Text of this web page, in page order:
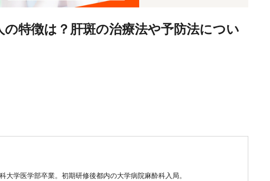
特徴は？肝斑の治療法や予防法につい
大学医学部卒業。初期研修後都内の大学病院麻酔科入局。